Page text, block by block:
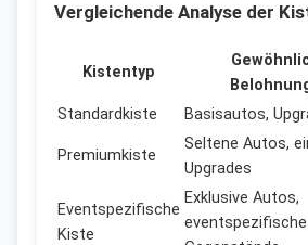
Vergleichende Analyse der
Kistentyp
Standardkiste
Basisautos,
Premiumkiste
Seltene Autos,
Upgrades
Eventspezifische
Kiste
Exklusive Autos,
eventspezifische